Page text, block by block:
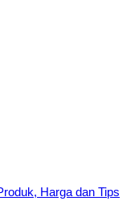
Harga dan Tips